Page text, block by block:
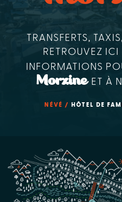
TRANSFERTS,
RETROUVEZ ICI
INFORMATIONS
MorzineET À
NÉVÉ / HÔTEL DE